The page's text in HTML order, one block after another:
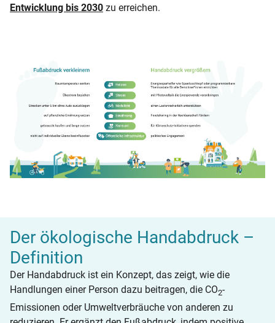
Entwicklung bis 2030 zu erreichen.
Der ökologische Handabdruck –
Definition
Der Handabdruck ist ein Konzept, das zeigt, wie die
Handlungen einer Person dazu beitragen, die CO2-
Emissionen oder Umweltverbräuche von anderen zu